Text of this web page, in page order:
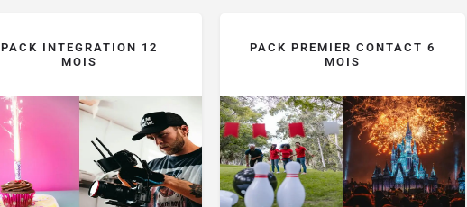
PACK INTEGRATION 12
MOIS
PACK PREMIER CONTACT 6
MOIS